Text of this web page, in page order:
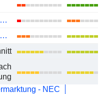
BHARAT PETROLEUM CORPORATION LIMITED
ABU DHABI NATIONAL OIL COMPANY FOR DISTRIBUTION
- NEC